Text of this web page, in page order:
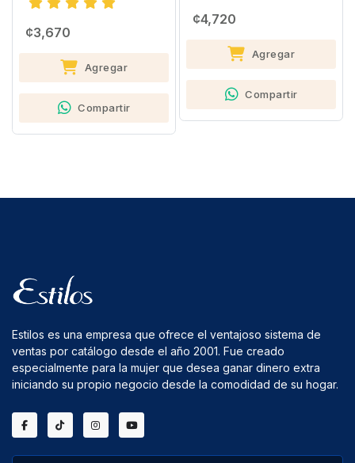
¢3,670
Agregar
Compartir
¢4,720
Agregar
Compartir
Estilos es una empresa que ofrece el ventajoso sistema de
ventas por catálogo desde el año 2001. Fue creado
especialmente para la mujer que desea ganar dinero extra
iniciando su propio negocio desde la comodidad de su hogar.